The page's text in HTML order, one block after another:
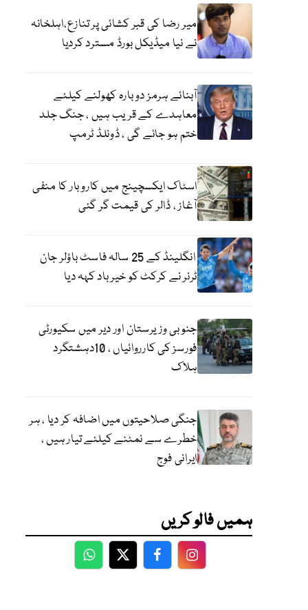
میر رضا کی قبر کشائی پر تنازع،اہلخانہ
نے نیا میڈیکل بورڈ مسترد کردیا
آبنائے ہرمز دوبارہ کھولنے کیلئے
معاہدے کے قریب ہیں ، جنگ جلد
ختم ہو جائے گی ، ڈونلڈ ٹرمپ
اسٹاک ایکسچینج میں کاروبار کا منفی
آغاز ، ڈالر کی قیمت گر گئی
انگلینڈ کے 25 سالہ فاسٹ باؤلر جان
ٹرنر نے کرکٹ کو خیر باد کہہ دیا
جنوبی وزیرستان اور دیر میں سکیورٹی
فورسز کی کارروائیاں ، 10دہشتگرد
ہلاک
جنگی صلاحیتوں میں اضافہ کر دیا ، ہر
خطرے سے نمٹنے کیلئے تیار ہیں ،
ایرانی فوج
ہمیں فالو کریں
WhatsApp
TwitterFacebookFacebook